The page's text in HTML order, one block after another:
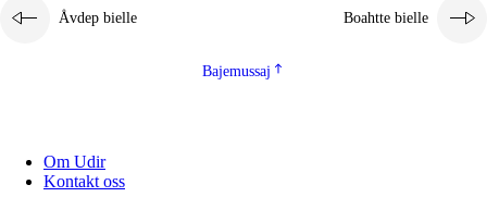
Åvdep bielle Boahtte bielle
Bajemussaj
Om Udir
Kontakt oss